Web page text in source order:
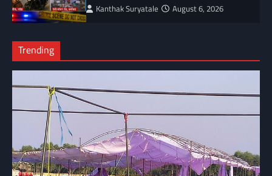
Kanthak Suryatale August 6, 2026
Trending